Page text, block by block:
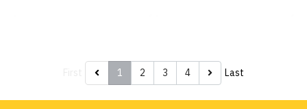
1 2 3 4 Last